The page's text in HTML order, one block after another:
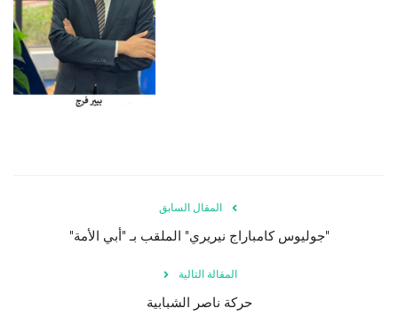
المقال السابق
"جوليوس كامباراج نيريري" الملقب بـ "أبي الأمة"
المقالة التالية
حركة ناصر الشبابية